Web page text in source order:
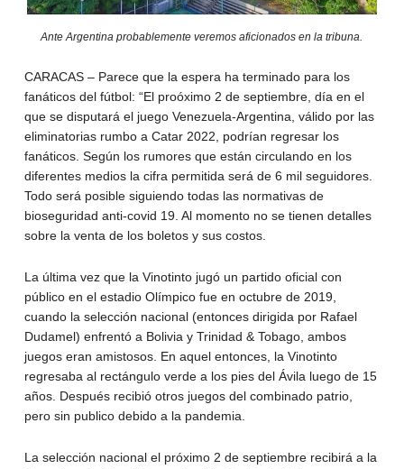
Ante Argentina probablemente veremos aficionados en la tribuna.
CARACAS – Parece que la espera ha terminado para los
fanáticos del fútbol: “El proóximo 2 de septiembre, día en el
que se disputará el juego Venezuela-Argentina, válido por las
eliminatorias rumbo a Catar 2022, podrían regresar los
fanáticos. Según los rumores que están circulando en los
diferentes medios la cifra permitida será de 6 mil seguidores.
Todo será posible siguiendo todas las normativas de
bioseguridad anti-covid 19. Al momento no se tienen detalles
sobre la venta de los boletos y sus costos.
La última vez que la Vinotinto jugó un partido oficial con
público en el estadio Olímpico fue en octubre de 2019,
cuando la selección nacional (entonces dirigida por Rafael
Dudamel) enfrentó a Bolivia y Trinidad & Tobago, ambos
juegos eran amistosos. En aquel entonces, la Vinotinto
regresaba al rectángulo verde a los pies del Ávila luego de 15
años. Después recibió otros juegos del combinado patrio,
pero sin publico debido a la pandemia.
La selección nacional el próximo 2 de septiembre recibirá a la